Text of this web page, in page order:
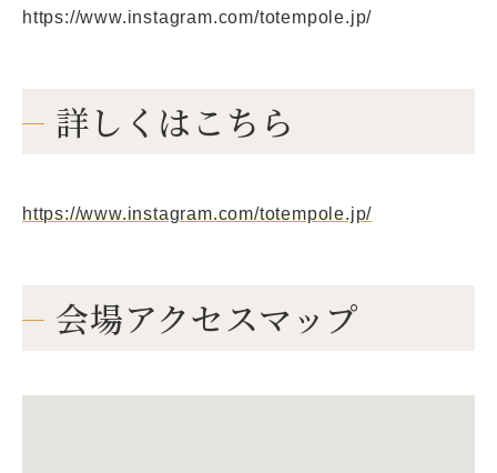
https://www.instagram.com/totempole.jp/
詳しくはこちら
https://www.instagram.com/totempole.jp/
会場アクセスマップ